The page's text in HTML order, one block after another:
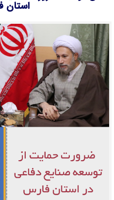
استان